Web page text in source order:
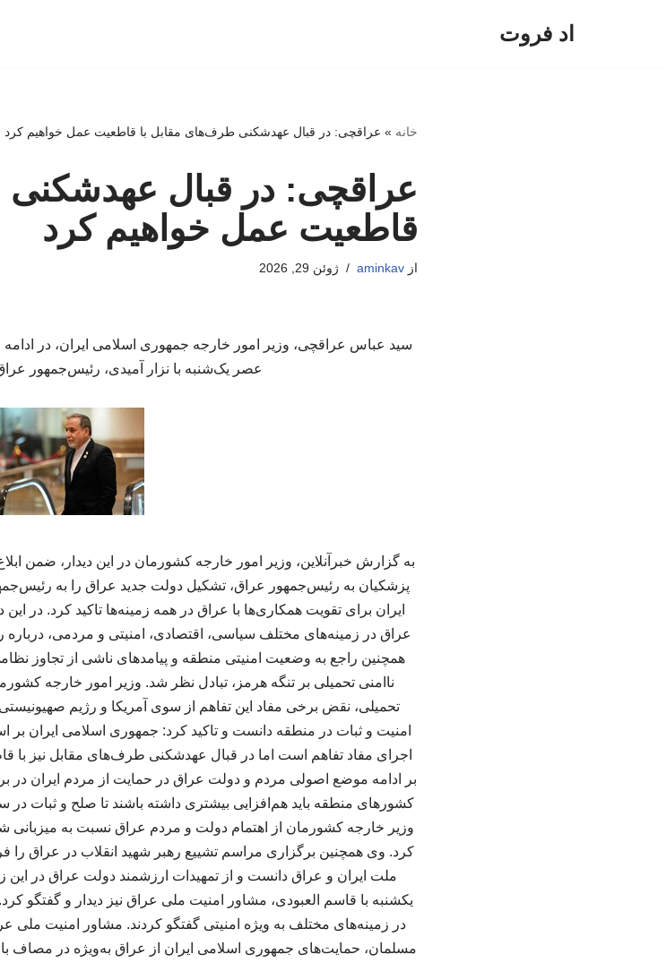
اد فروت
خانه » عراقچی: در قبال عهدشکنی طرف‌های مقابل با قاطعیت عمل خواهیم کرد
عراقچی: در قبال عهدشکنی
قاطعیت عمل خواهیم کرد
ازaminkav ژوئن 29, 2026
سید عباس عراقچی، وزیر امور خارجه جمهوری اسلامی ایران، در
عصر یک‌شنبه با نزار آمیدی، رئیس‌جمهور
به گزارش خبرآنلاین، وزیر امور خارجه کشورمان در این دیدار، ضمن
پزشکیان به رئیس‌جمهور عراق، تشکیل دولت جدید عراق را به
ایران برای تقویت همکاری‌ها با عراق در همه زمینه‌ها تاکید کرد. در
عراق در زمینه‌های مختلف سیاسی، اقتصادی، امنیتی و مردمی، درباره
همچنین راجع به وضعیت امنیتی منطقه و پیامدهای ناشی از تجاوز
ناامنی تحمیلی بر تنگه هرمز، تبادل نظر شد. وزیر امور خارجه
تحمیلی، نقض برخی مفاد این تفاهم از سوی آمریکا و رژیم
امنیت و ثبات در منطقه دانست و تاکید کرد: جمهوری اسلامی ایران بر
اجرای مفاد تفاهم است اما در قبال عهدشکنی طرف‌های مقابل نیز با
بر ادامه موضع اصولی مردم و دولت عراق در حمایت از مردم ایران در
کشورهای منطقه باید هم‌افزایی بیشتری داشته باشند تا صلح و ثبات در
وزیر خارجه کشورمان از اهتمام دولت و مردم عراق نسبت به میزبانی
کرد. وی همچنین برگزاری مراسم تشییع رهبر شهید انقلاب در عراق
ملت ایران و عراق دانست و از تمهیدات ارزشمند دولت عراق در
یکشنبه با قاسم العبودی، مشاور امنیت ملی عراق نیز دیدار و گفتگو
در زمینه‌های مختلف به ویژه امنیتی گفتگو کردند. مشاور امنیت ملی
مسلمان، حمایت‌های جمهوری اسلامی ایران از عراق به‌ویژه در